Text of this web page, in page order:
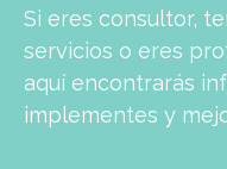
Si eres consultor,
servicios o eres
aquí encontrarás
implementes y